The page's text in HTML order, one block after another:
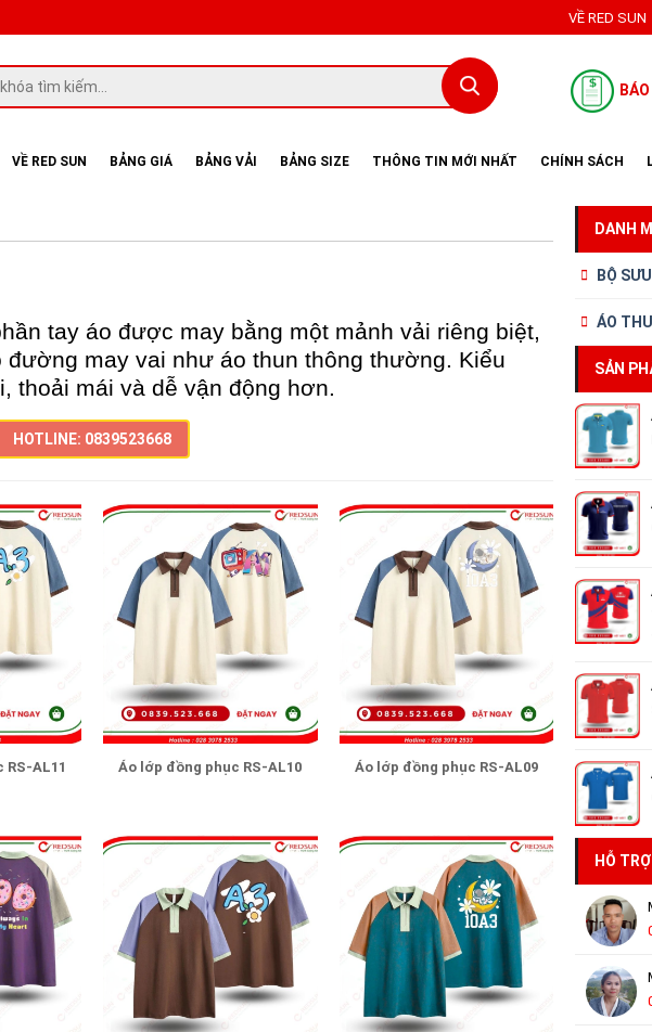
VỀ RED SUN
VỀ RED SUN BẢNG GIÁ BẢNG VẢI BẢNG SIZE THÔNG TIN MỚI NHẤT CHÍNH SÁCH
tay áo được may bằng một mảnh vải riêng biệt,
may vai như áo thun thông thường. Kiểu
thoải mái và dễ vận động hơn.
HOTLINE: 0839523668
AL11 Áo lớp đồng phục RS-AL10 Áo lớp đồng phục RS-AL09
DANH
BỘ
ÁO
SẢN
HỖ